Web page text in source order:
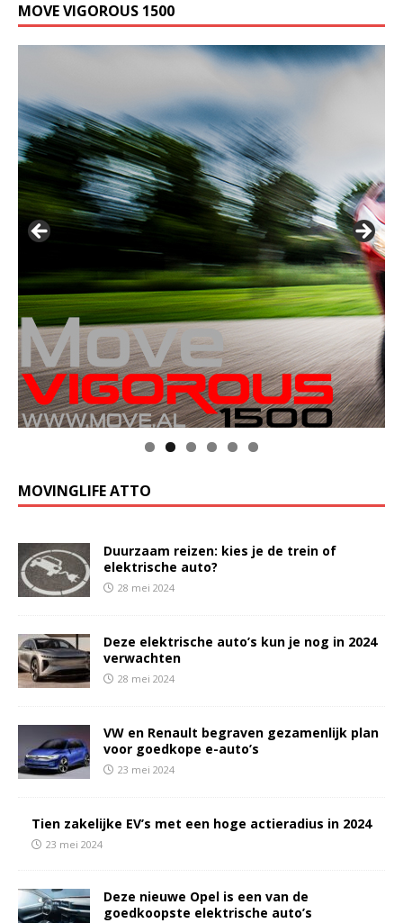
MOVE VIGOROUS 1500
MOVINGLIFE ATTO
Duurzaam reizen: kies je de trein of
elektrische auto?
28 mei 2024
Deze elektrische auto’s kun je nog in 2024
verwachten
28 mei 2024
VW en Renault begraven gezamenlijk plan
voor goedkope e-auto’s
23 mei 2024
Tien zakelijke EV’s met een hoge actieradius in 2024
23 mei 2024
Deze nieuwe Opel is een van de
goedkoopste elektrische auto’s